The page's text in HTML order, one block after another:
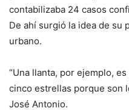
contabilizaba 24 casos
De ahí surgió la idea de su
urbano.
“Una llanta, por ejemplo,
cinco estrellas porque son
José Antonio.